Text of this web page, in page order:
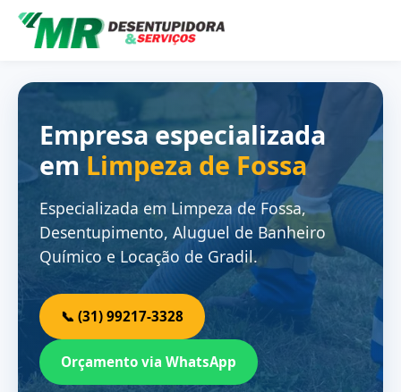
Empresa especializada
em Limpeza de Fossa
Especializada em Limpeza de Fossa,
Desentupimento, Aluguel de Banheiro
Químico e Locação de Gradil.
📞 (31) 99217-3328
Orçamento via WhatsApp